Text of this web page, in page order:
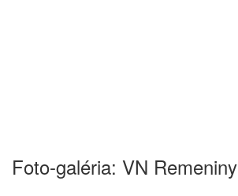
Foto-galéria: VN Remeniny